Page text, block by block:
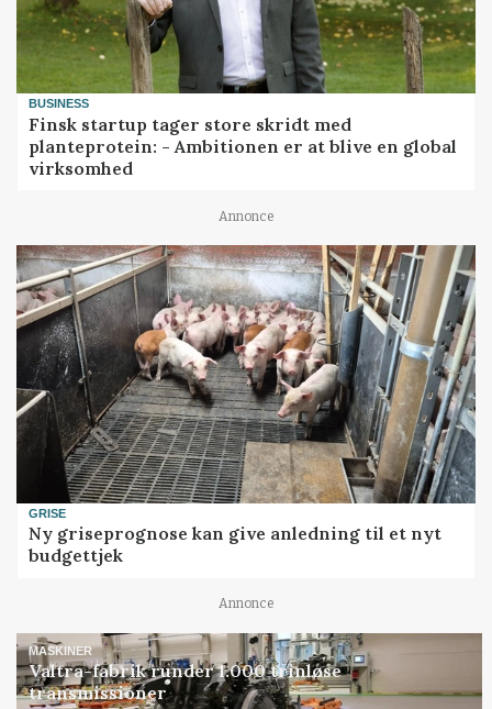
BUSINESS
Finsk startup tager store skridt med
planteprotein: - Ambitionen er at blive en global
virksomhed
Annonce
GRISE
Ny griseprognose kan give anledning til et nyt
budgettjek
Annonce
MASKINER
Valtra-fabrik runder 1.000 trinløse
transmissioner